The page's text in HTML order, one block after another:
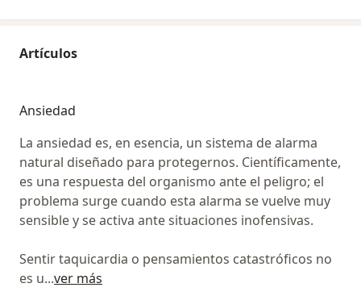
Artículos
Ansiedad
La ansiedad es, en esencia, un sistema de alarma
natural diseñado para protegernos. Científicamente,
es una respuesta del organismo ante el peligro; el
problema surge cuando esta alarma se vuelve muy
sensible y se activa ante situaciones inofensivas.
Sentir taquicardia o pensamientos catastróficos no
es u...ver más